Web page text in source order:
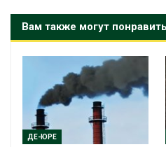
Вам также могут
ДЕ-ЮРЕ